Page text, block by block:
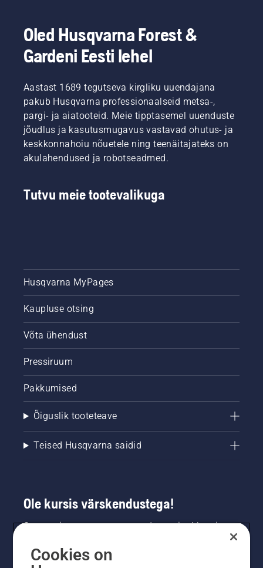
Oled Husqvarna Forest &
Gardeni Eesti lehel
Aastast 1689 tegutseva kirgliku uuendajana
pakub Husqvarna professionaalseid metsa-,
pargi- ja aiatooteid. Meie tipptasemel uuenduste
jõudlus ja kasutusmugavus vastavad ohutus- ja
keskkonnahoiu nõuetele ning teenäitajateks on
akulahendused ja robotseadmed.
Tutvu meie tootevalikuga
Husqvarna MyPages
Kaupluse otsing
Võta ühendust
Pressiruum
Pakkumised
Õiguslik tooteteave
Teised Husqvarna saidid
Ole kursis värskendustega!
Saa uusimat teavet uute toodete, eripakkumiste
saamiseks siin.
Cookies on